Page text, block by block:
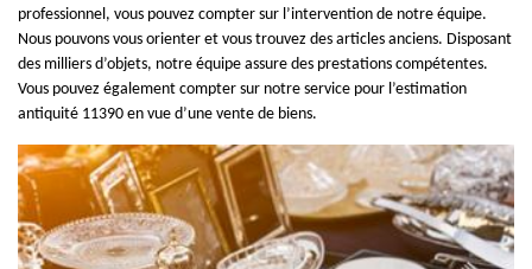
professionnel, vous pouvez compter sur l’intervention de notre équipe.
Nous pouvons vous orienter et vous trouvez des articles anciens. Disposant
des milliers d’objets, notre équipe assure des prestations compétentes.
Vous pouvez également compter sur notre service pour l’estimation
antiquité 11390 en vue d’une vente de biens.